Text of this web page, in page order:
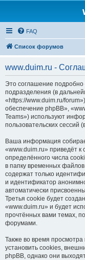
FAQ
Список форумов
www.duim.ru -
Это соглашение подробно
подразделения (в
«https://www.duim.ru/
обеспечение phpBB»,
Teams») используют
пользовательских
Ваша информация
«www.duim.ru» приведёт
определённого числа
в папку временных
содержат только
и идентификатор
автоматически
Третья cookie будет
«www.duim.ru» и будет
прочтённых вами темах,
форумами.
Также во время
установить cookies,
phpBB, однако они